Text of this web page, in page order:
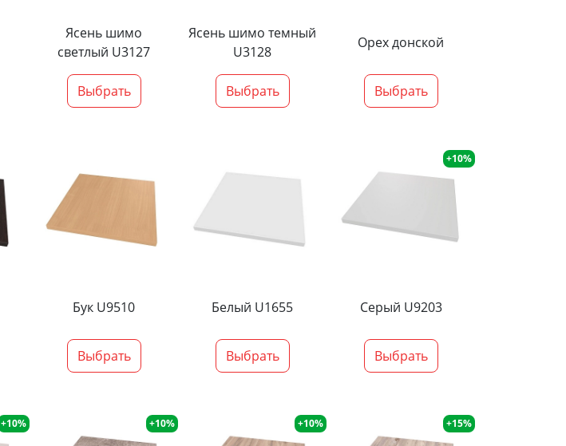
Ясень шимо
светлый U3127
Выбрать
Ясень шимо темный
U3128
Выбрать
Орех донской
Выбрать
Бук U9510
Выбрать
Белый U1655
Выбрать
+10%
Серый U9203
Выбрать
+10% +10% +10% +15%